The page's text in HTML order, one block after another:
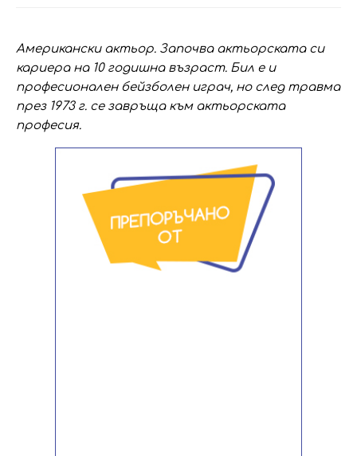
Американски актьор. Започва актьорската си
кариера на 10 годишна възраст. Бил е и
професионален бейзболен играч, но след травма
през 1973 г. се завръща към актьорската
професия.